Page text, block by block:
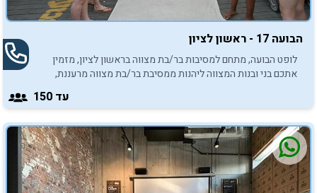
הבועה 17 - ראשון לציון
לופט הבועה, מתחם למסיבות בר/בת מצווה בראשון לציון, מזמין
אתכם בני ובנות המצווה ליהנות ממסיבת בר/בת מצווה מרעננת,
עד 150